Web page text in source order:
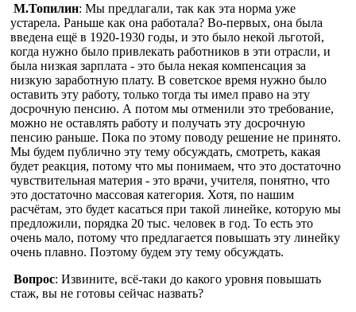
М.Топилин: Мы предлагали, так как эта норма уже
устарела. Раньше как она работала? Во-первых, она была
введена ещё в 1920-1930 годы, и это было некой льготой,
когда нужно было привлекать работников в эти отрасли, и
была низкая зарплата - это была некая компенсация за
низкую заработную плату. В советское время нужно было
оставить эту работу, только тогда ты имел право на эту
досрочную пенсию. А потом мы отменили это требование,
можно не оставлять работу и получать эту досрочную
пенсию раньше. Пока по этому поводу решение не принято.
Мы будем публично эту тему обсуждать, смотреть, какая
будет реакция, потому что мы понимаем, что это достаточно
чувствительная материя - это врачи, учителя, понятно, что
это достаточно массовая категория. Хотя, по нашим
расчётам, это будет касаться при такой линейке, которую мы
предложили, порядка 20 тыс. человек в год. То есть это
очень мало, потому что предлагается повышать эту линейку
очень плавно. Поэтому будем эту тему обсуждать.
Вопрос: Извините, всё-таки до какого уровня повышать
стаж, вы не готовы сейчас назвать?